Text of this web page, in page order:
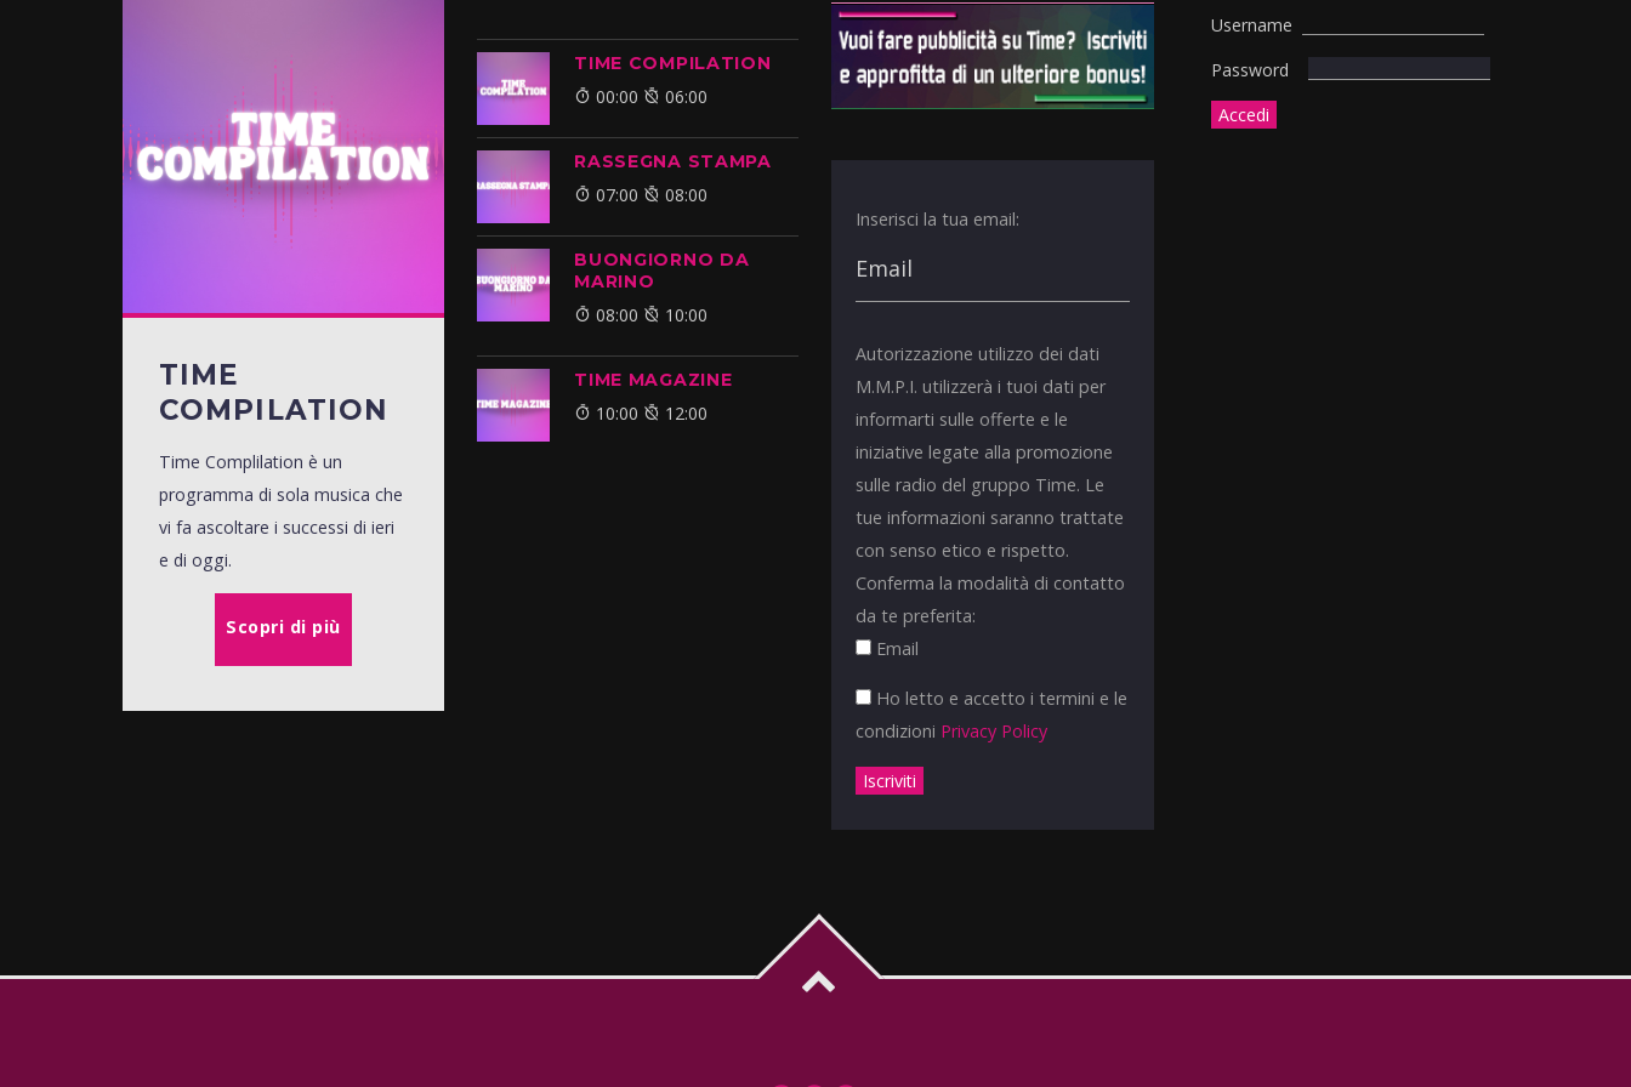
TIME
COMPILATION
Time Complilation è un
programma di sola musica che
vi fa ascoltare i successi di ieri
e di oggi.
Scopri di più
TIME COMPILATION
00:00 06:00
RASSEGNA STAMPA
07:00 08:00
BUONGIORNO DA
MARINO
08:00 10:00
TIME MAGAZINE
10:00 12:00
Inserisci la tua email:
Autorizzazione utilizzo dei dati
M.M.P.I. utilizzerà i tuoi dati per
informarti sulle offerte e le
iniziative legate alla promozione
sulle radio del gruppo Time. Le
tue informazioni saranno trattate
con senso etico e rispetto.
Conferma la modalità di contatto
da te preferita:
Email
Ho letto e accetto i termini e le
condizioni Privacy Policy
Username
Password